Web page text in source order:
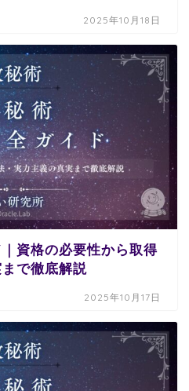
2025年10月18日
資格の必要性から取得
で徹底解説
2025年10月17日